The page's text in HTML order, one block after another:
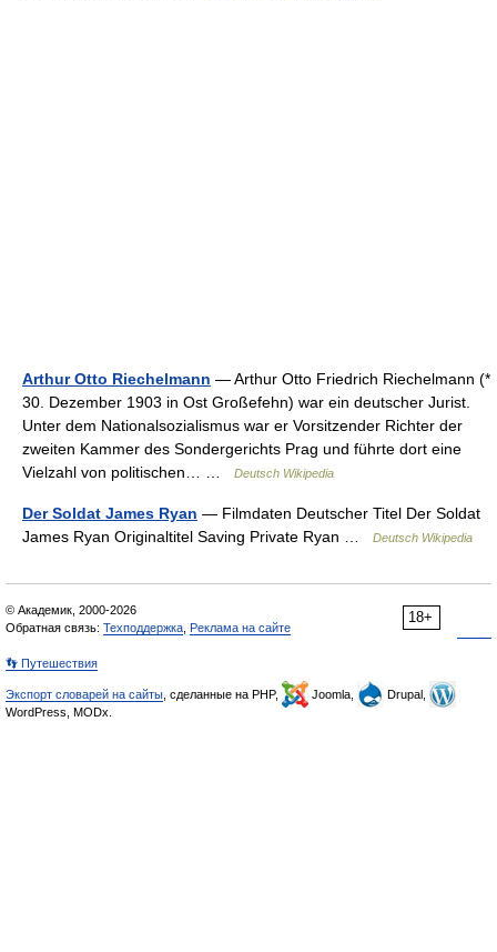
Arthur Otto Riechelmann — Arthur Otto Friedrich Riechelmann (*
30. Dezember 1903 in Ost Großefehn) war ein deutscher Jurist.
Unter dem Nationalsozialismus war er Vorsitzender Richter der
zweiten Kammer des Sondergerichts Prag und führte dort eine
Vielzahl von politischen… …
Deutsch Wikipedia
Der Soldat James Ryan — Filmdaten Deutscher Titel Der Soldat
James Ryan Originaltitel Saving Private Ryan …
Deutsch Wikipedia
18+
© Академик, 2000-2026
Обратная связь: Техподдержка Реклама на сайте
👣 Путешествия
Экспорт словарей на сайты , сделанные на PHP, Joomla,
Drupal,
WordPress, MODx.